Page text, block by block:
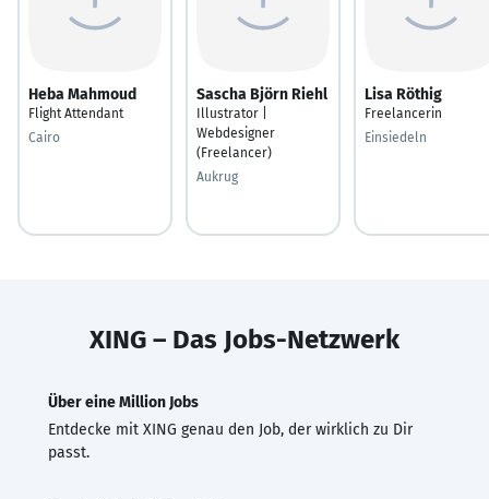
Heba Mahmoud
Flight Attendant
Cairo
Sascha Björn Riehl
Illustrator |
Webdesigner
(Freelancer)
Aukrug
Lisa Röthig
Freelancerin
Einsiedeln
XING – Das Jobs-Netzwerk
Über eine Million Jobs
Entdecke mit XING genau den Job, der wirklich zu Dir
passt.